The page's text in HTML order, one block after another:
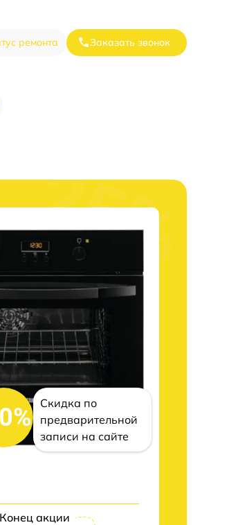
ремонта Заказать звонок
Скидка по
предварительной
записи на сайте
Конец акции